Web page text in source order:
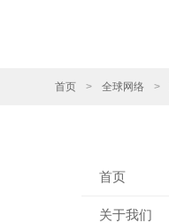
首页 > 全球网络 >
首页
关于我们